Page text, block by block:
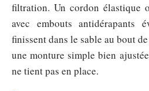
filtration. Un cordon élastique
avec embouts antidérapants
finissent dans le sable au bout
une monture simple bien
ne tient pas en place.